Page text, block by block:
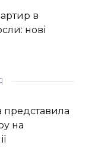
в
нові
представила
на